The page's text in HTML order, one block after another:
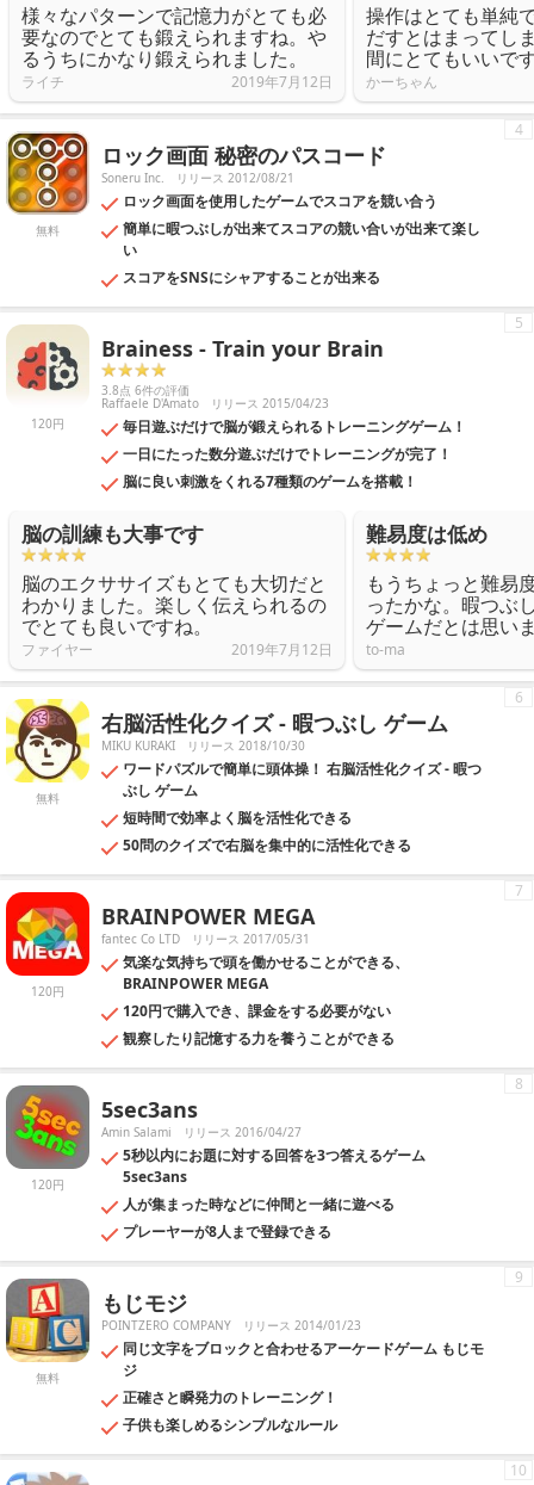
様々なパターンで記憶力がとても必
要なのでとても鍛えられますね。や
るうちにかなり鍛えられました。
ライチ 2019年7月12日
操作はとても単純
だすとはまってし
間にとてもいいで
かーちゃん
無料
ロック画面 秘密のパスコード
Soneru Inc. リリース 2012/08/21
ロック画面を使用したゲームでスコアを競い合う
簡単に暇つぶしが出来てスコアの競い合いが出来て楽し
い
スコアをSNSにシャアすることが出来る
4
120円
Brainess - Train your Brain
3.8点 6件の評価
Raffaele D'Amato リリース 2015/04/23
毎日遊ぶだけで脳が鍛えられるトレーニングゲーム！
一日にたった数分遊ぶだけでトレーニングが完了！
脳に良い刺激をくれる7種類のゲームを搭載！
5
脳の訓練も大事です
脳のエクササイズもとても大切だと
わかりました。楽しく伝えられるの
でとても良いですね。
ファイヤー 2019年7月12日
難易度は低め
もうちょっと難易
ったかな。暇つぶ
ゲームだとは思い
to-ma
無料
右脳活性化クイズ - 暇つぶし ゲーム
MIKU KURAKI リリース 2018/10/30
ワードパズルで簡単に頭体操！ 右脳活性化クイズ - 暇つ
ぶし ゲーム
短時間で効率よく脳を活性化できる
50問のクイズで右脳を集中的に活性化できる
6
120円
BRAINPOWER MEGA
fantec Co LTD リリース 2017/05/31
気楽な気持ちで頭を働かせることができる、
BRAINPOWER MEGA
120円で購入でき、課金をする必要がない
観察したり記憶する力を養うことができる
7
120円
5sec3ans
Amin Salami リリース 2016/04/27
5秒以内にお題に対する回答を3つ答えるゲーム
5sec3ans
人が集まった時などに仲間と一緒に遊べる
プレーヤーが8人まで登録できる
8
無料
もじモジ
POINTZERO COMPANY リリース 2014/01/23
同じ文字をブロックと合わせるアーケードゲーム もじモ
ジ
正確さと瞬発力のトレーニング！
子供も楽しめるシンプルなルール
9
10